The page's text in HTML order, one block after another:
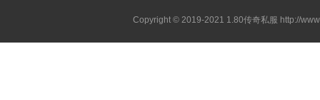
Copyright © 2019-2021 1.80传奇私服 http://